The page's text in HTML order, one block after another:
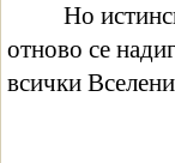
Но
отново се
всички